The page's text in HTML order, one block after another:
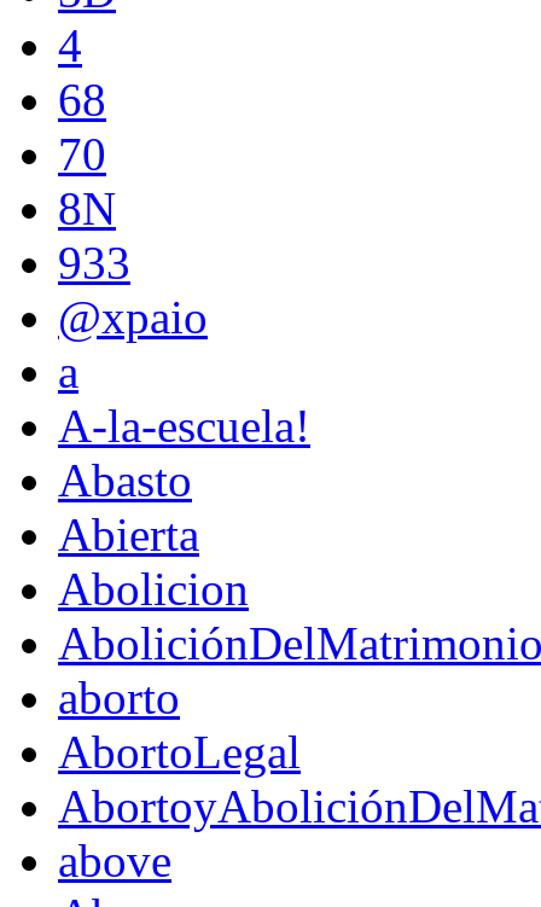
4
68
70
8N
933
@xpaio
a
A-la-escuela!
Abasto
Abierta
Abolicion
aborto
AbortoLegal
above